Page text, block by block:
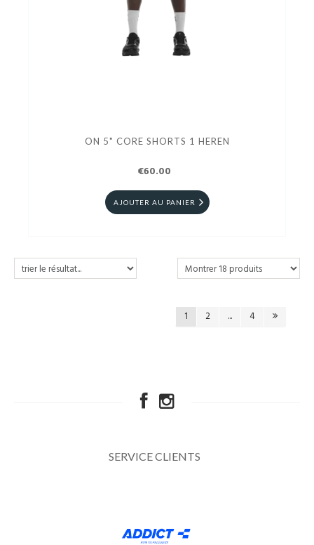
ON 5" CORE SHORTS 1 HEREN
€60.00
AJOUTER AU PANIER
1 2 ... 4
SERVICE CLIENTS